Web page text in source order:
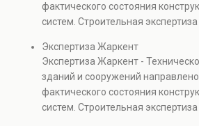
также при судебных
проверках.
фактического состояния
систем. Строительная
элементов и оценку
Услуга востребована при
капитальном ремонте и
также при судебных
проверках.
Экспертиза Жаркент
Экспертиза Жаркент -
зданий и сооружений
фактического состояния
систем. Строительная